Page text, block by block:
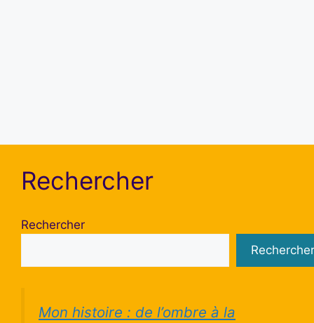
Rechercher
Rechercher
Rechercher
Mon histoire : de l’ombre à la